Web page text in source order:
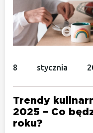
8 stycznia
Trendy
2025 – Co
roku?